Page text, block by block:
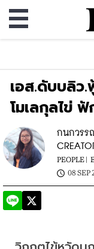
เอส.ดับบลิว
โมเลกุลไข่
กนกวรร
PEOPLE |
08 SEP